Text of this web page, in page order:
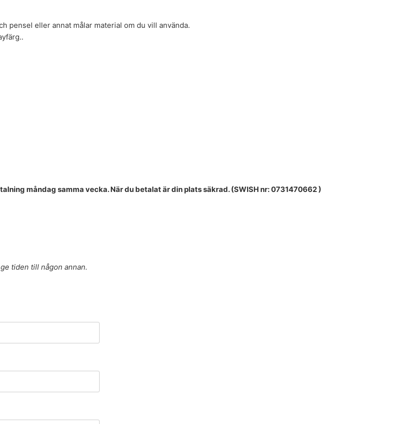
pensel eller annat målar material om du vill använda.
måndag samma vecka. När du betalat är din plats säkrad. (SWISH nr: 0731470662 )
tiden till någon annan.